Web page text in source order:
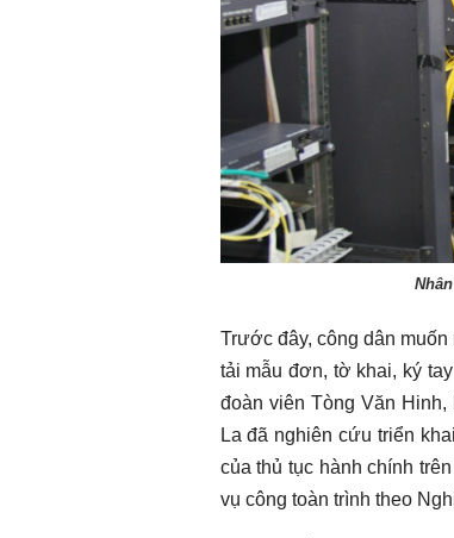
Trước đây, công dân
tải mẫu đơn, tờ khai, ký
đoàn viên Tòng Văn
La đã nghiên cứu triển
của thủ tục hành chính
vụ công toàn trình theo
Chào ngày mới 1/8/2026